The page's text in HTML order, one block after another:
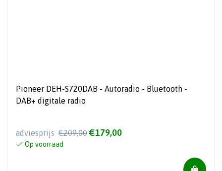
Pioneer DEH-S720DAB - Autoradio - Bluetooth -
DAB+ digitale radio
adviesprijs €209,00 €179,00
Op voorraad